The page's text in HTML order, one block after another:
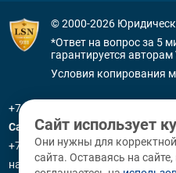
© 2000-2026
*Ответ на вопрос за 5
гарантируется
Условия копирования
+7 (800) 505-91-11
Санкт-Петербург
+7 (812) 336-92-64
наб. р. Фонтанки, д. 59
Сайт использует
Они нужны для
сайта. Оставаясь на